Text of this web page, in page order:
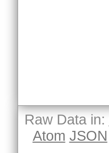
Raw Data in:
Atom JSON